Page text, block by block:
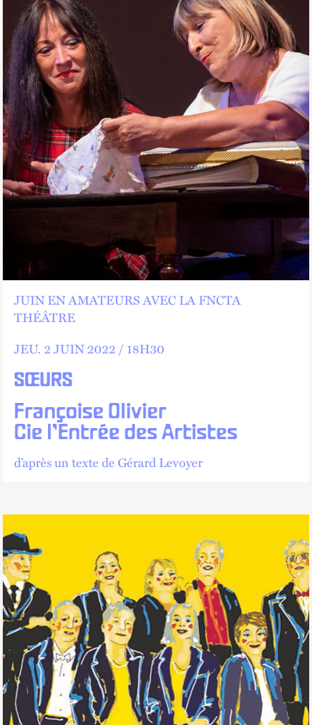
SŒURS
Françoise Olivier
Cie l’Entrée des Artistes
JUIN EN AMATEURSAVEC LA FNCTA
THÉÂTRE
JEU. 2 JUIN 2022 /18H30
d’après un texte de Gérard Levoyer